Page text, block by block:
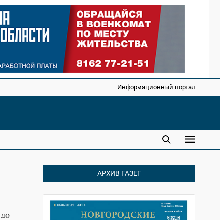
Информационный портал
АРХИВ ГАЗЕТ